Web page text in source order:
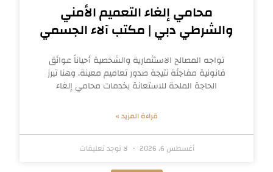
محامي إلغاء التعميم الأمني
والشرطي دبي | مكتب آلاء الجسمي
تواجه المصالح الاستثمارية والشخصية أحياناً عوائق
قانونية مفاجئة نتيجة صدور تعاميم معينة، وهنا تبرز
الحاجة الملحة للاستعانة بخدمات محامي إلغاء
قراءة المزيد »
أغسطس 6, 2026 لا توجد تعليقات